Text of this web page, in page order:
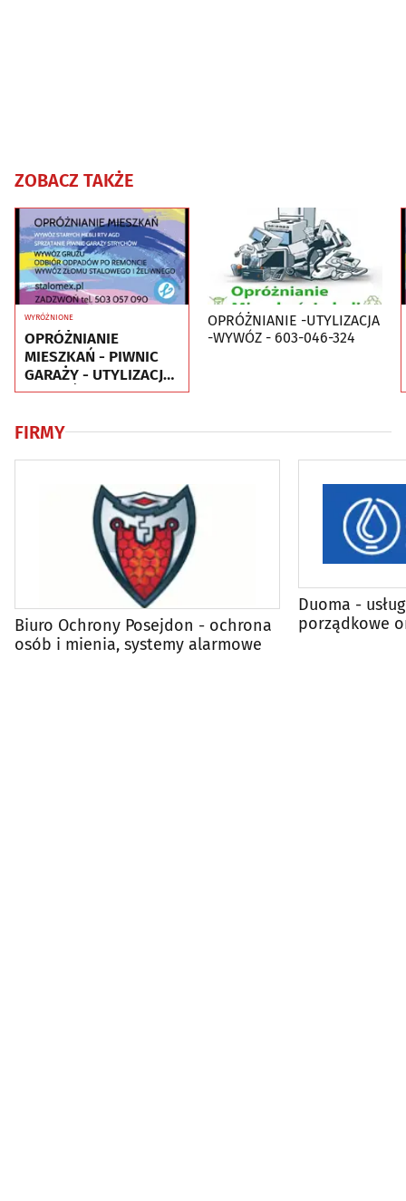
ZOBACZ TAKŻE
WYRÓŻNIONE
OPRÓŻNIANIE
MIESZKAŃ - PIWNIC
GARAŻY - UTYLIZACJA
- WYWÓZ MEBLI RTV
OPRÓŻNIANIE -UTYLIZACJA
-WYWÓZ - 603-046-324
FIRMY
Biuro Ochrony Posejdon - ochrona
osób i mienia, systemy alarmowe
Duoma -
porządkowe